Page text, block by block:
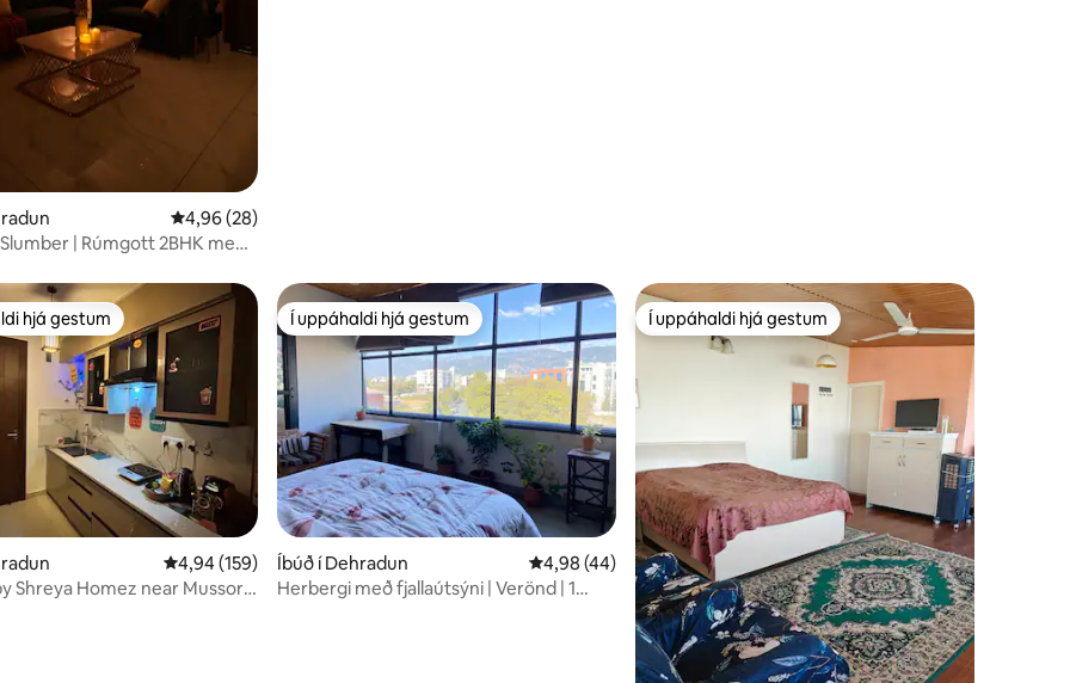
4,96 af 5 í meðaleinkunn, 28 umsagnir
4,96 (28)
| Rúmgott 2BHK með
umsagnir
hjá gestum
hjá gestum
4,94 af 5 í meðaleinkunn, 159 umsagnir
4,94 (159)
Shreya Homez near Mussorie
Í uppáhaldi hjá gestum
Í uppáhaldi hjá gestum
Íbúð í Dehradun 4,98 af 5 í meðaleinkunn, 44 umsagnir
4,98 (44)
Herbergi með fjallaútsýni | Verönd | 1
Í uppáhaldi hjá gestum
Í uppáhaldi hjá gestum